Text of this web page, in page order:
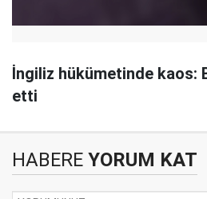
İngiliz hükümetinde kaos:
etti
HABERE YORUM KAT